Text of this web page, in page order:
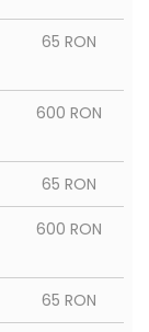
65 RON
600 RON
65 RON
600 RON
65 RON